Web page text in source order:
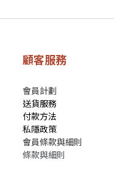
顧客服務
會員計劃
送貨服務
付款方法
私隱政策
會員條款與細則
條款與細則